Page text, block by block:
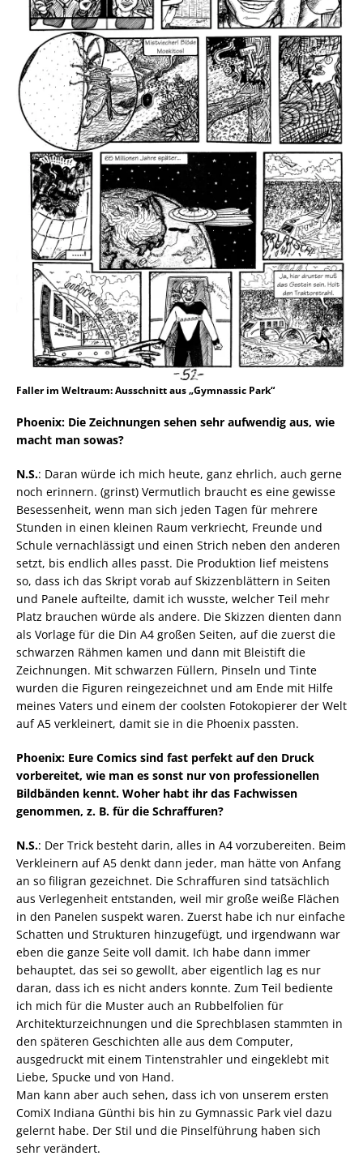
Faller im Weltraum: Ausschnitt aus „Gymnassic Park“
Phoenix: Die Zeichnungen sehen sehr aufwendig aus, wie
macht man sowas?
N.S.: Daran würde ich mich heute, ganz ehrlich, auch gerne
noch erinnern. (grinst) Vermutlich braucht es eine gewisse
Besessenheit, wenn man sich jeden Tagen für mehrere
Stunden in einen kleinen Raum verkriecht, Freunde und
Schule vernachlässigt und einen Strich neben den anderen
setzt, bis endlich alles passt. Die Produktion lief meistens
so, dass ich das Skript vorab auf Skizzenblättern in Seiten
und Panele aufteilte, damit ich wusste, welcher Teil mehr
Platz brauchen würde als andere. Die Skizzen dienten dann
als Vorlage für die Din A4 großen Seiten, auf die zuerst die
schwarzen Rähmen kamen und dann mit Bleistift die
Zeichnungen. Mit schwarzen Füllern, Pinseln und Tinte
wurden die Figuren reingezeichnet und am Ende mit Hilfe
meines Vaters und einem der coolsten Fotokopierer der Welt
auf A5 verkleinert, damit sie in die Phoenix passten.
Phoenix: Eure Comics sind fast perfekt auf den Druck
vorbereitet, wie man es sonst nur von professionellen
Bildbänden kennt. Woher habt ihr das Fachwissen
genommen, z. B. für die Schraffuren?
N.S.: Der Trick besteht darin, alles in A4 vorzubereiten. Beim
Verkleinern auf A5 denkt dann jeder, man hätte von Anfang
an so filigran gezeichnet. Die Schraffuren sind tatsächlich
aus Verlegenheit entstanden, weil mir große weiße Flächen
in den Panelen suspekt waren. Zuerst habe ich nur einfache
Schatten und Strukturen hinzugefügt, und irgendwann war
eben die ganze Seite voll damit. Ich habe dann immer
behauptet, das sei so gewollt, aber eigentlich lag es nur
daran, dass ich es nicht anders konnte. Zum Teil bediente
ich mich für die Muster auch an Rubbelfolien für
Architekturzeichnungen und die Sprechblasen stammten in
den späteren Geschichten alle aus dem Computer,
ausgedruckt mit einem Tintenstrahler und eingeklebt mit
Liebe, Spucke und von Hand.
Man kann aber auch sehen, dass ich von unserem ersten
ComiX Indiana Günthi bis hin zu Gymnassic Park viel dazu
gelernt habe. Der Stil und die Pinselführung haben sich
sehr verändert.